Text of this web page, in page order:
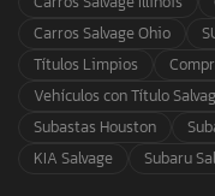
Carros Salvage Ohio
Títulos Limpios
Vehículos con Título
Subastas Houston
KIA Salvage
Subaru